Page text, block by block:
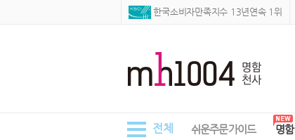
한국소비자만족지수 13년연속 1위
전체 쉬운주문가이드 명함